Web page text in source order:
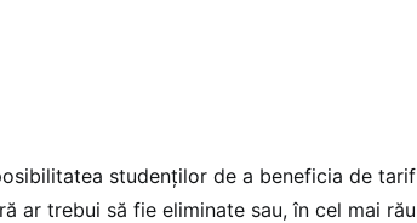
studenților de a beneficia de tarif
ar trebui să fie eliminate sau, în cel mai rău